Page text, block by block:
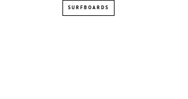
SURFBOARDS